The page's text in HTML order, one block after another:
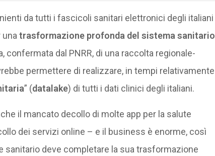
da tutti i fascicoli sanitari elettronici degli italiani
trasformazione profonda del sistema sanitario
confermata dal PNRR, di una raccolta regionale-
permettere di realizzare, in tempi relativamente
” (datalake) di tutti i dati clinici degli italiani.
il mancato decollo di molte app per la salute
dei servizi online – e il business è enorme, così
sanitario deve completare la sua trasformazione